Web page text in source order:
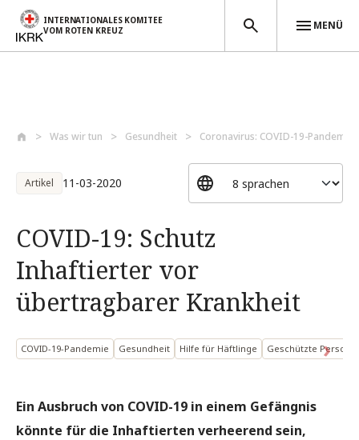
INTERNATIONALES KOMITEE
VOM ROTEN KREUZ
MENÜ
Was wir tun Gesundheit Coronavirus: COVID-19-Pandemie
Artikel 11-03-2020
COVID-19: Schutz
Inhaftierter vor
übertragbarer Krankheit
COVID-19-Pandemie Gesundheit Hilfe für Häftlinge Geschützte
Ein Ausbruch von COVID-19 in einem Gefängnis
könnte für die Inhaftierten verheerend sein,